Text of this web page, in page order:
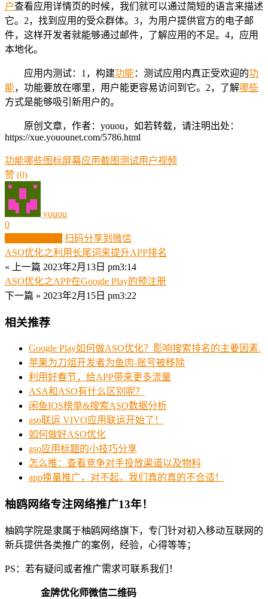
户查看应用详情页的时候，我们就可以通过简短的语言来描述
它。2，找到应用的受众群体。3，为用户提供官方的电子邮
件，这样开发者就能够通过邮件，了解应用的不足。4，应用
本地化。
应用内测试：1，构建功能：测试应用内真正受欢迎的功
能，功能要放在哪里，用户能更容易访问到它。2，了解哪些
方式是能够吸引新用户的。
原创文章，作者：youou，如若转载，请注明出处：
https://xue.youounet.com/5786.html
功能哪些图标屏幕应用截图测试用户视频
赞 (0)
youou
0
扫码分享到微信
ASO优化之利用长尾词来提升APP排名
« 上一篇 2023年2月13日 pm3:14
ASO优化之APP在Google Play的预注册
下一篇 » 2023年2月15日 pm3:22
相关推荐
Google Play如何做ASO优化？影响搜索排名的主要因素.
苹果为刀俎开发者为鱼肉-账号被移除
利用好春节，给APP带来更多流量
ASA和ASO有什么区别呢？
闲鱼IOS榜单&搜索ASO数据分析
aso联运 VIVO应用联运开始了！
如何做好ASO优化
aso应用标题的小技巧分享
怎么推：查看竞争对手投放渠道以及物料
app换量推广，对不起，我们真的真的不合适！
柚鸥网络专注网络推广13年！
柚鸥学院是隶属于柚鸥网络旗下，专门针对初入移动互联网的
新兵提供各类推广的案例，经验，心得等等；
PS：若有疑问或者推广需求可联系我们！
金牌优化师微信二维码